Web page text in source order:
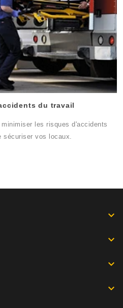
du travail
les risques d'accidents
vos locaux.



